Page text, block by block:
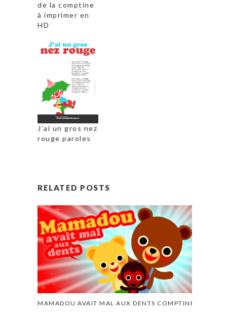
de la comptine
à imprimer en
HD
J’ai un gros nez
rouge paroles
RELATED POSTS
MAMADOU AVAIT MAL AUX DENTS COMPTINE